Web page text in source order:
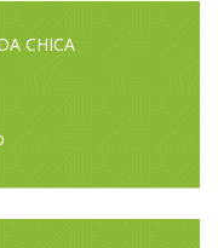
CHICA